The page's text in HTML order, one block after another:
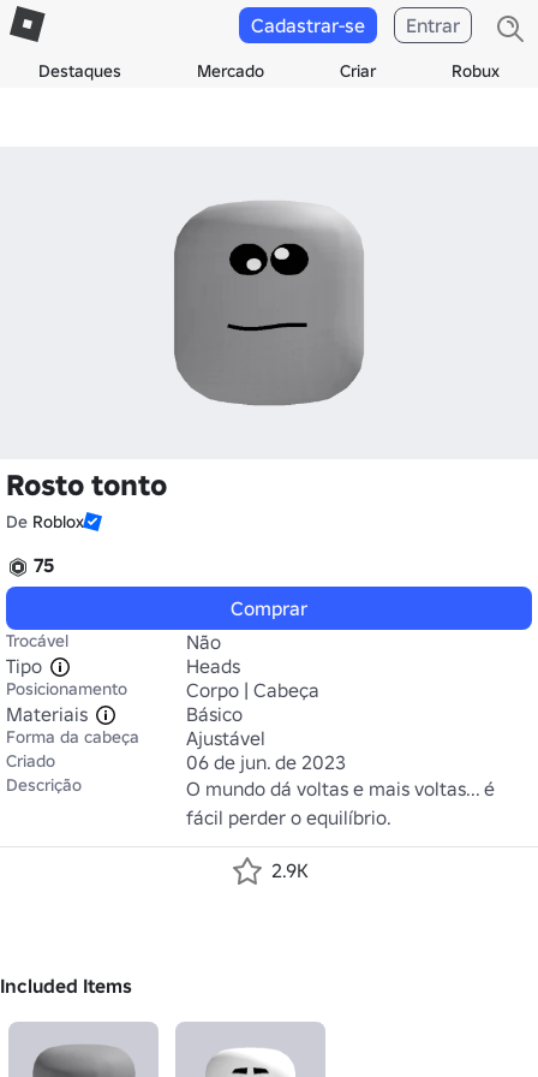
Destaques Mercado Criar Robux
Cadastrar-se Entrar
Rosto tonto
De Roblox
75
Comprar
Trocável
Não
Tipo
Heads
Posicionamento
Corpo | Cabeça
Materiais
Básico
Forma da cabeça Ajustável
Criado 06 de jun. de 2023
Descrição
O mundo dá voltas e mais voltas... é
fácil perder o equilíbrio.
2.9K
Included Items